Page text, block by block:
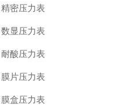
精密压力表
数显压力表
耐酸压力表
膜片压力表
膜盒压力表